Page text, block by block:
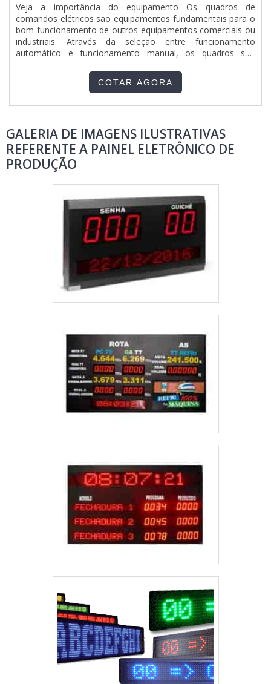
Veja a importância do equipamento Os quadros de
comandos elétricos são equipamentos fundamentais para o
bom funcionamento de outros equipamentos comerciais ou
industriais. Através da seleção entre funcionamento
automático e funcionamento manual, os quadros são
equipamento. Os equipamentos também são responsáveis
por protegerem os equipamentos contra eventuais faltas de
COTAR AGORA
GALERIA DE IMAGENS ILUSTRATIVAS
REFERENTE A PAINEL ELETRÔNICO DE
PRODUÇÃO